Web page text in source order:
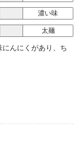
濃い味
太麺
んにくがあり、ち